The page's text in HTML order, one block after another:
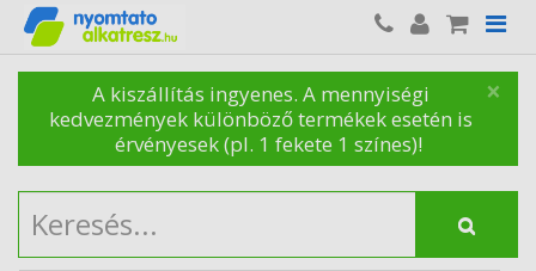
×
A kiszállítás ingyenes. A mennyiségi
kedvezmények különböző termékek esetén is
érvényesek (pl. 1 fekete 1 színes)!